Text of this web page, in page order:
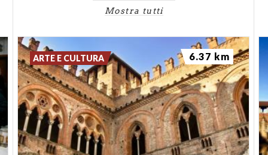
Vialone, oggi conosciuto come Vialone Nano,
tradizione lombarda e veneta.
La Nascita di una Varietà Eccezionale
La storia della sua scoperta è degna di un romanzo.
Alla fine dell'Ottocento, un umile lavorante alle
dipendenze dei fratelli Devecchi stava svolgendo la
sua ordinaria mansione nei campi coltivati a riso
Mostra tutti
ARTE E CULTURA 6.37 km